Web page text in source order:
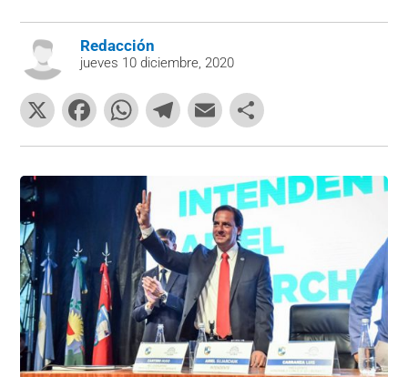
Redacción
jueves 10 diciembre, 2020
X
F
a
c
o
o
k
W
h
at
s
A
p
p
T
el
gr
a
m
E
m
l
o
m
p
ar
tir